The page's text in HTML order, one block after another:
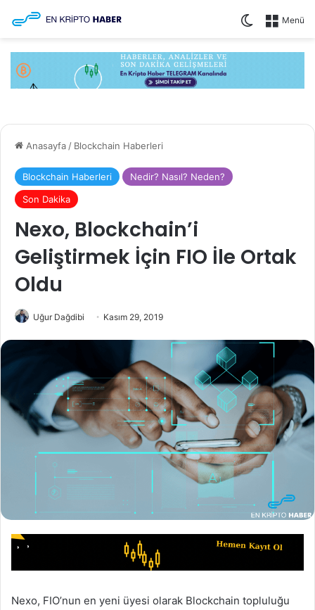
Menü
Dış
Anasayfa / Blockchain Haberleri
Blockchain Haberleri
Nedir? Nasıl? Neden?
Son Dakika
Nexo, Blockchain’i
Geliştirmek İçin FIO İle Ortak
Oldu
Uğur Dağdibi Kasım 29, 2019
Nexo, FIO’nun en yeni üyesi olarak Blockchain topluluğu